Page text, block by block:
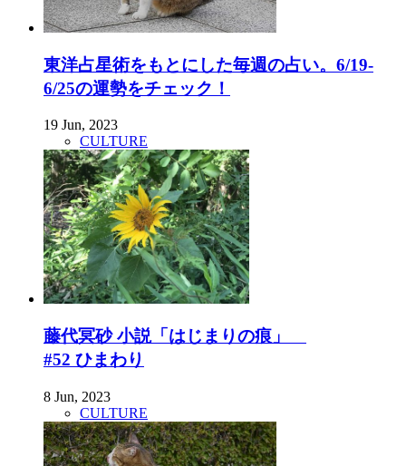
東洋占星術をもとにした毎週の占い。6/19-
6/25の運勢をチェック！
19 Jun, 2023
CULTURE
藤代冥砂 小説「はじまりの痕」
#52 ひまわり
8 Jun, 2023
CULTURE